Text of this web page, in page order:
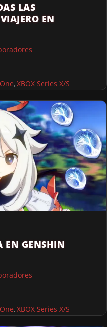
LAS
EN
,XBOX Series X/S
EN GENSHIN
,XBOX Series X/S